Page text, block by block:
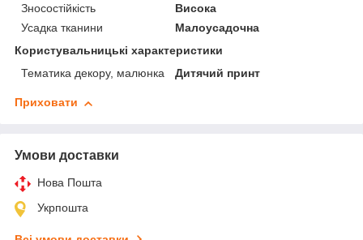
Зносостійкість
Висока
Усадка тканини
Малоусадочна
Користувальницькі характеристики
Тематика декору, малюнка
Дитячий принт
Приховати
Умови доставки
Нова Пошта
Укрпошта